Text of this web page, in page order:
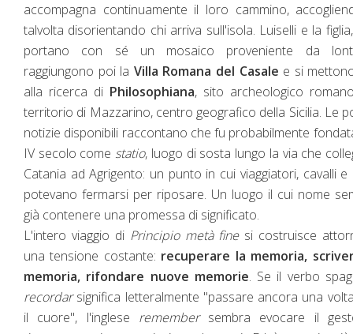
accompagna continuamente il loro cammino,
talvolta disorientando chi arriva sull'isola. Luiselli e la
portano con sé un mosaico proveniente da
raggiungono poi la Villa Romana del Casale e si
alla ricerca di Philosophiana, sito archeologico
territorio di Mazzarino, centro geografico della Sicilia. Le
notizie disponibili raccontano che fu probabilmente
IV secolo come statio, luogo di sosta lungo la via che
Catania ad Agrigento: un punto in cui viaggiatori, cavalli e
potevano fermarsi per riposare. Un luogo il cui nome
già contenere una promessa di significato.
L'intero viaggio di Principio metà finesi costruisce
una tensione costante: recuperare la memoria,
memoria, rifondare nuove memorie. Se il verbo
recordarsignifica letteralmente "passare ancora una
il cuore", l'inglese remembersembra evocare il